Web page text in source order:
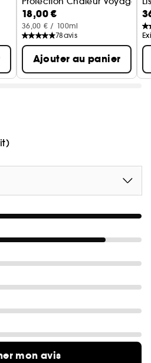
de nos outils électriques
18,00 €
36,00 € / 100ml
78avis
Ajouter au panier
mon avis